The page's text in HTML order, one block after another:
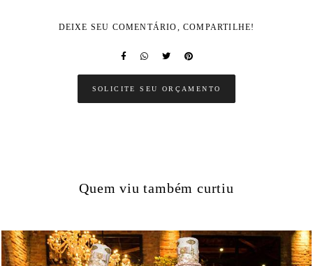
DEIXE SEU COMENTÁRIO, COMPARTILHE!
SOLICITE SEU ORÇAMENTO
Quem viu também curtiu